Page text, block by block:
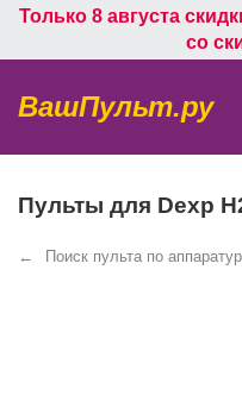
Только 8 августа
со
ВашПульт.ру
Пульты для Dexp
Поиск пульта по